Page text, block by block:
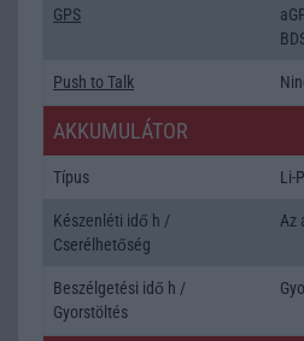
GPS
Push to Talk
AKKUMULÁTOR
Típus Li-
Készenléti idő h /
Cserélhetőség
Az
Beszélgetési idő h /
Gyorstöltés